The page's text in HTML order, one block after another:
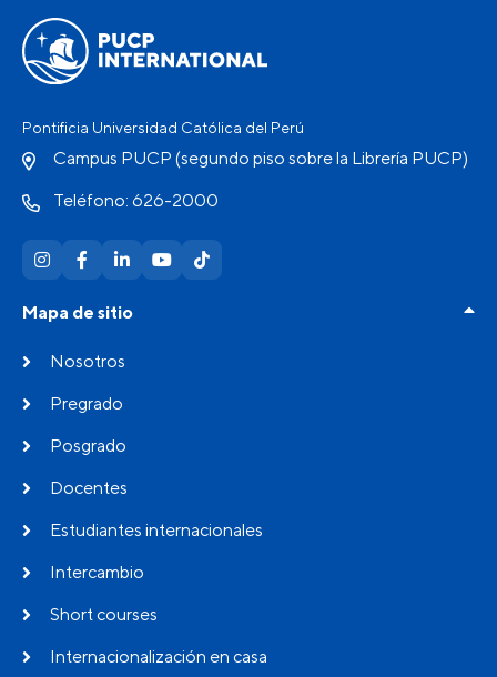
Pontificia Universidad Católica del Perú
Campus PUCP (segundo piso sobre la Librería PUCP)
Teléfono: 626-2000
Mapa de sitio
Nosotros
Pregrado
Posgrado
Docentes
Estudiantes internacionales
Intercambio
Short courses
Internacionalización en casa